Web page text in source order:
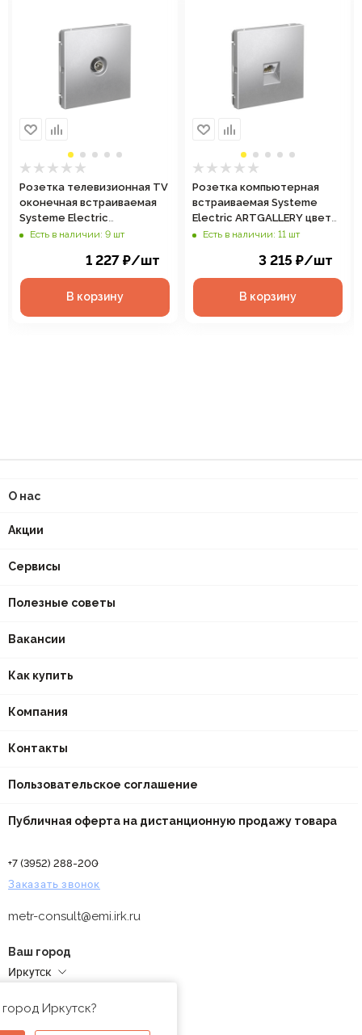
Розетка телевизионная TV
оконечная встраиваемая
Systeme Electric
ARTGALLERY цвет
Есть в наличии: 9 шт
1 227 ₽/шт
В корзину
Розетка компьютерная
встраиваемая Systeme
Electric ARTGALLERY цвет
алюминий, арт. GAL000386
Есть в наличии: 11 шт
3 215 ₽/шт
В корзину
О нас
Акции
Сервисы
Полезные советы
Вакансии
Как купить
Компания
Контакты
Пользовательское соглашение
Публичная оферта на дистанционную продажу товара
+7 (3952) 288-200
Заказать звонок
metr-consult@emi.irk.ru
Ваш город
Иркутск
Иркутск?